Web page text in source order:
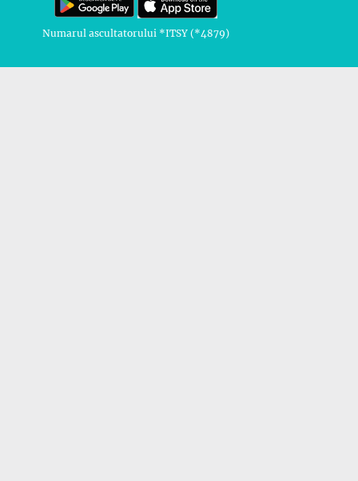
Numarul ascultatorului *ITSY (*4879)